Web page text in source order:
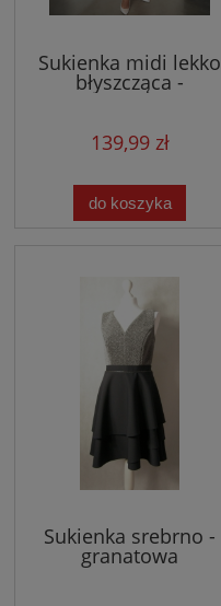
Sukienka midi lekko
błyszcząca -
łosoś/pudrowy róż
139,99 zł
do koszyka
Sukienka srebrno -
granatowa